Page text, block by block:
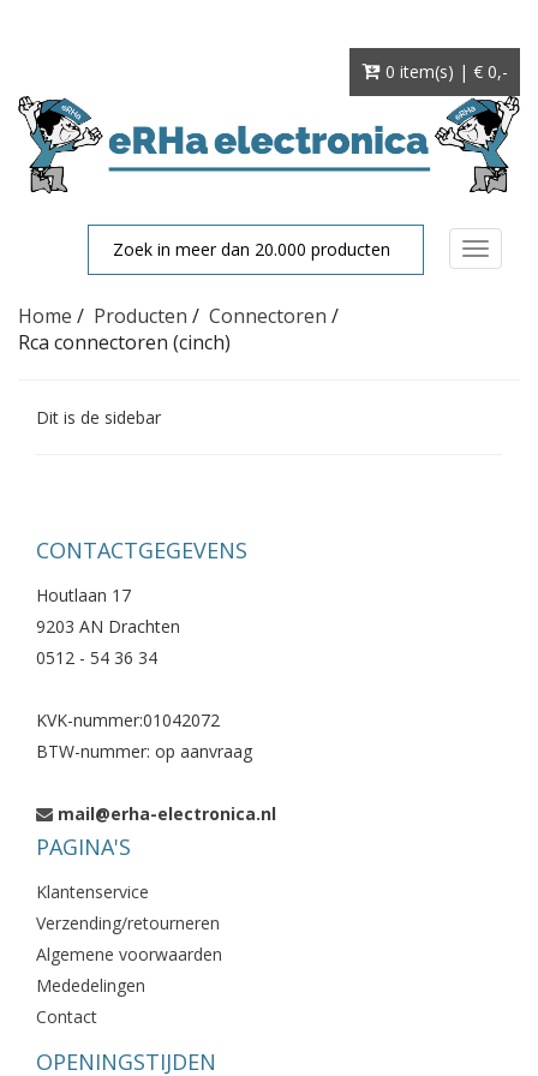
0 item(s) | € 0,-
Toggle
Home / Producten / Connectoren /
Rca connectoren (cinch)
Dit is de sidebar
CONTACTGEGEVENS
Houtlaan 17
9203 AN Drachten
0512 - 54 36 34
KVK-nummer:01042072
BTW-nummer: op aanvraag
mail@erha-electronica.nl
PAGINA'S
Klantenservice
Verzending/retourneren
Algemene voorwaarden
Mededelingen
Contact
OPENINGSTIJDEN